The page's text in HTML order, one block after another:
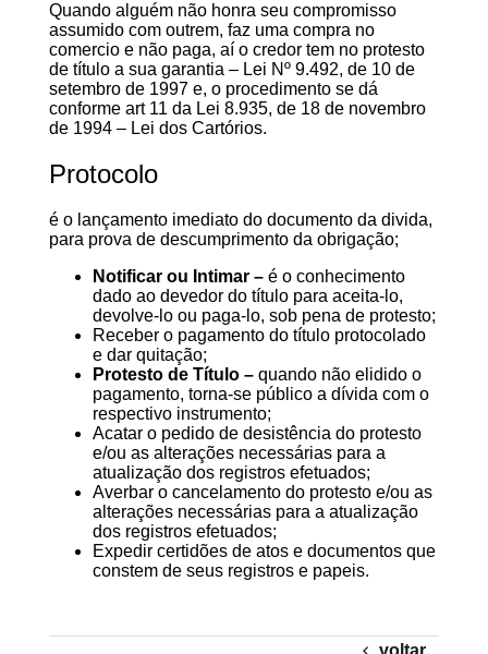
Quando alguém não honra seu compromisso
assumido com outrem, faz uma compra no
comercio e não paga, aí o credor tem no protesto
de título a sua garantia – Lei Nº 9.492, de 10 de
setembro de 1997 e, o procedimento se dá
conforme art 11 da Lei 8.935, de 18 de novembro
de 1994 – Lei dos Cartórios.
Protocolo
é o lançamento imediato do documento da divida,
para prova de descumprimento da obrigação;
Notificar ou Intimar – é o conhecimento
dado ao devedor do título para aceita-lo,
devolve-lo ou paga-lo, sob pena de protesto;
Receber o pagamento do título protocolado
e dar quitação;
Protesto de Título – quando não elidido o
pagamento, torna-se público a dívida com o
respectivo instrumento;
Acatar o pedido de desistência do protesto
e/ou as alterações necessárias para a
atualização dos registros efetuados;
Averbar o cancelamento do protesto e/ou as
alterações necessárias para a atualização
dos registros efetuados;
Expedir certidões de atos e documentos que
constem de seus registros e papeis.
voltar